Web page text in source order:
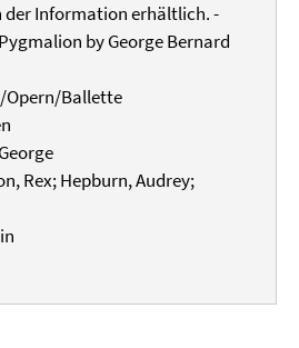
der Information erhältlich. -
by George Bernard
Opern/Ballette
Rex; Hepburn, Audrey;